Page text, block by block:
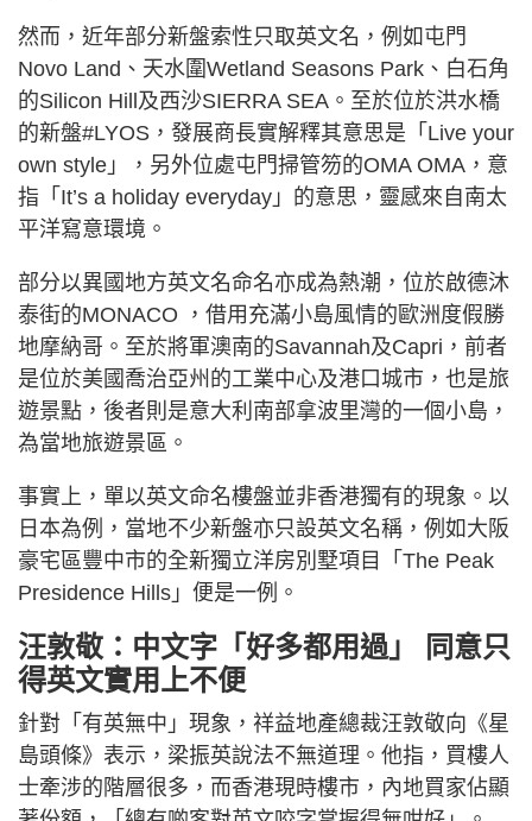
然而，近年部分新盤索性只取英文名，例如屯門
Novo Land、天水圍Wetland Seasons Park、白石角
的Silicon Hill及西沙SIERRA SEA。至於位於洪水橋
的新盤#LYOS，發展商長實解釋其意思是「Live your
own style」，另外位處屯門掃管笏的OMA OMA，意
指「It’s a holiday everyday」的意思，靈感來自南太
平洋寫意環境。
部分以異國地方英文名命名亦成為熱潮，位於啟德沐
泰街的MONACO ，借用充滿小島風情的歐洲度假勝
地摩納哥。至於將軍澳南的Savannah及Capri，前者
是位於美國喬治亞州的工業中心及港口城市，也是旅
遊景點，後者則是意大利南部拿波里灣的一個小島，
為當地旅遊景區。
事實上，單以英文命名樓盤並非香港獨有的現象。以
日本為例，當地不少新盤亦只設英文名稱，例如大阪
豪宅區豐中市的全新獨立洋房別墅項目「The Peak
Presidence Hills」便是一例。
汪敦敬：中文字「好多都用過」 同意只
得英文實用上不便
針對「有英無中」現象，祥益地產總裁汪敦敬向《星
島頭條》表示，梁振英說法不無道理。他指，買樓人
士牽涉的階層很多，而香港現時樓市，內地買家佔顯